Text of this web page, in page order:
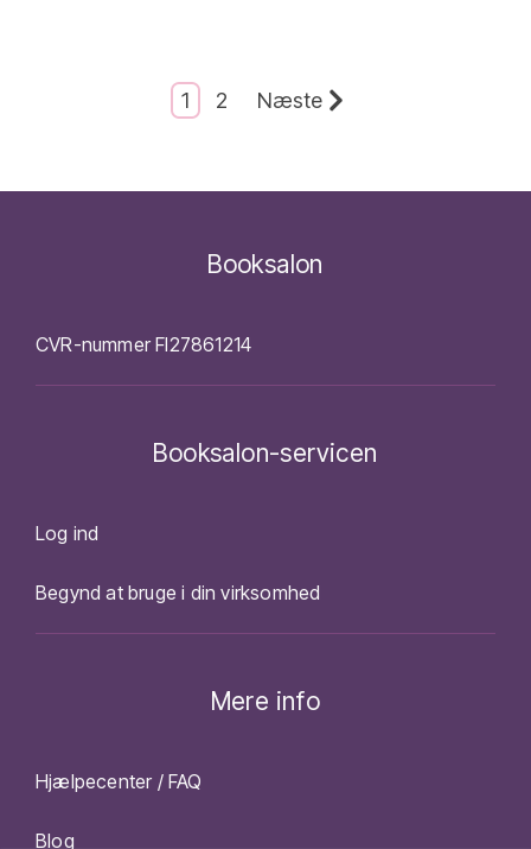
1 2 Næste
Booksalon
CVR-nummer FI27861214
Booksalon-servicen
Log ind
Begynd at bruge i din virksomhed
Mere info
Hjælpecenter / FAQ
Blog